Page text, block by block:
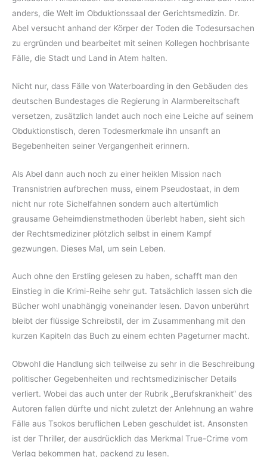
anders, die Welt im Obduktionssaal der Gerichtsmedizin. Dr.
Abel versucht anhand der Körper der Toden die Todesursachen
zu ergründen und bearbeitet mit seinen Kollegen hochbrisante
Fälle, die Stadt und Land in Atem halten.
Nicht nur, dass Fälle von Waterboarding in den Gebäuden des
deutschen Bundestages die Regierung in Alarmbereitschaft
versetzen, zusätzlich landet auch noch eine Leiche auf seinem
Obduktionstisch, deren Todesmerkmale ihn unsanft an
Begebenheiten seiner Vergangenheit erinnern.
Als Abel dann auch noch zu einer heiklen Mission nach
Transnistrien aufbrechen muss, einem Pseudostaat, in dem
nicht nur rote Sichelfahnen sondern auch altertümlich
grausame Geheimdienstmethoden überlebt haben, sieht sich
der Rechtsmediziner plötzlich selbst in einem Kampf
gezwungen. Dieses Mal, um sein Leben.
Auch ohne den Erstling gelesen zu haben, schafft man den
Einstieg in die Krimi-Reihe sehr gut. Tatsächlich lassen sich die
Bücher wohl unabhängig voneinander lesen. Davon unberührt
bleibt der flüssige Schreibstil, der im Zusammenhang mit den
kurzen Kapiteln das Buch zu einem echten Pageturner macht.
Obwohl die Handlung sich teilweise zu sehr in die Beschreibung
politischer Gegebenheiten und rechtsmedizinischer Details
verliert. Wobei das auch unter der Rubrik „Berufskrankheit“ des
Autoren fallen dürfte und nicht zuletzt der Anlehnung an wahre
Fälle aus Tsokos beruflichen Leben geschuldet ist. Ansonsten
ist der Thriller, der ausdrücklich das Merkmal True-Crime vom
Verlag bekommen hat, packend zu lesen.